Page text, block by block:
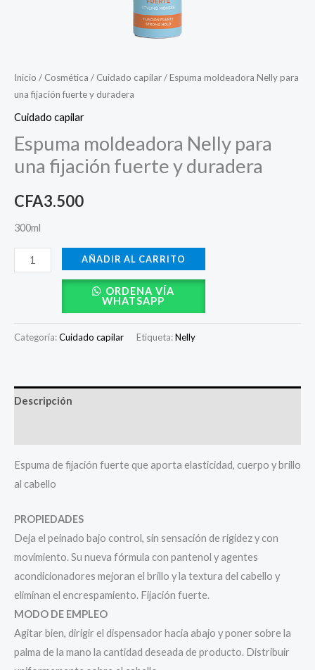
Inicio / Cosmética / Cuidado capilar/ Espuma moldeadora Nelly para
una fijación fuerte y duradera
Cuidado capilar
Espuma moldeadora Nelly para
una fijación fuerte y duradera
CFA3.500
300ml
AÑADIR AL CARRITO
ORDENA VÍA
WHATSAPP
Categoría:Cuidado capilar Etiqueta:Nelly
Descripción
Espuma de fijación fuerte que aporta elasticidad, cuerpo y brillo
al cabello
PROPIEDADES
Deja el peinado bajo control, sin sensación de rigidez y con
movimiento. Su nueva fórmula con pantenol y agentes
acondicionadores mejoran el brillo y la textura del cabello y
eliminan el encrespamiento. Fijación fuerte.
MODO DE EMPLEO
Agitar bien, dirigir el dispensador hacia abajo y poner sobre la
palma de la mano la cantidad deseada de producto. Distribuir